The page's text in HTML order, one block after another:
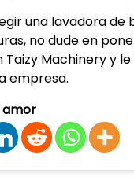
una lavadora de
no dude en
Machinery y
empresa.